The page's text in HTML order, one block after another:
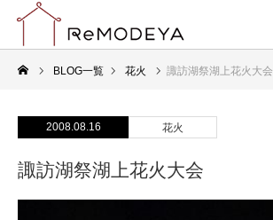
BLOG一覧 花火 諏訪湖祭湖上花火大会
2008.08.16 花火
諏訪湖祭湖上花火大会